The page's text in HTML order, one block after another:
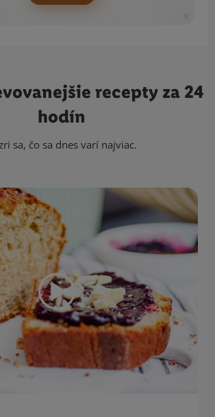
recepty za 24
hodín
sa, čo sa dnes varí najviac.